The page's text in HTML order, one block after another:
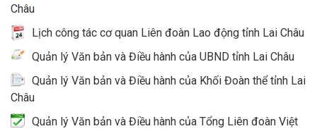
Châu
Lịch công tác cơ quan Liên đoàn Lao động tỉnh Lai Châu
Quản lý Văn bản và Điều hành của UBND tỉnh Lai Châu
Quản lý Văn bản và Điều hành của Khối Đoàn thể tỉnh Lai
Châu
Quản lý Văn bản và Điều hành của Tổng Liên đoàn Việt